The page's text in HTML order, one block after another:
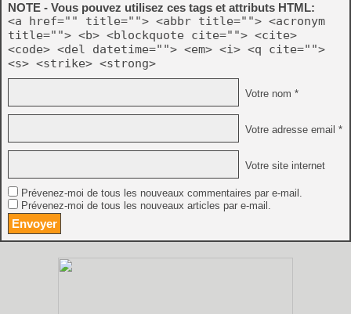
NOTE - Vous pouvez utilisez ces tags et attributs HTML:
<a href="" title=""> <abbr title=""> <acronym
title=""> <b> <blockquote cite=""> <cite>
<code> <del datetime=""> <em> <i> <q cite="">
<s> <strike> <strong>
Votre nom *
Votre adresse email *
Votre site internet
Prévenez-moi de tous les nouveaux commentaires par e-mail.
Prévenez-moi de tous les nouveaux articles par e-mail.